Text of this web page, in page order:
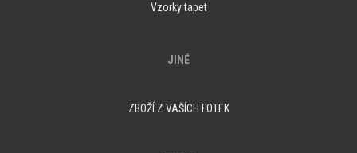
Vzorky tapet
JINÉ
ZBOŽÍ Z VAŠÍCH FOTEK